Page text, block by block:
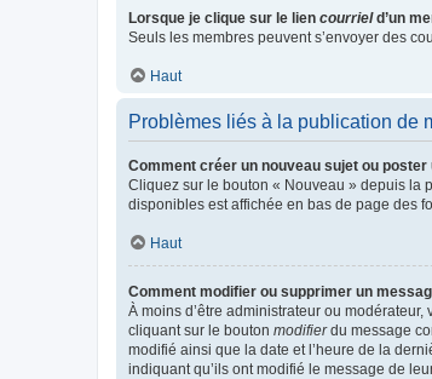
Lorsque je clique sur le lien courrield’un
Seuls les membres peuvent s’envoyer des
Haut
Problèmes liés à la publication de
Comment créer un nouveau sujet ou poster
Cliquez sur le bouton « Nouveau » depuis la
disponibles est affichée en bas de page des
Haut
Comment modifier ou supprimer un
À moins d’être administrateur ou
cliquant sur le bouton modifierdu message
modifié ainsi que la date et l’heure de la
indiquant qu’ils ont modifié le message de